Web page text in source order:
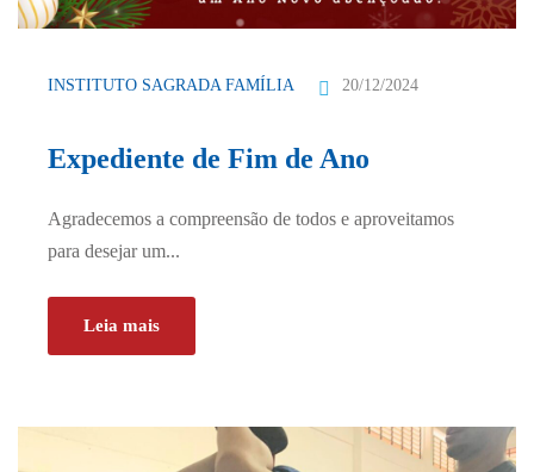
INSTITUTO SAGRADA FAMÍLIA 20/12/2024
Expediente de Fim de Ano
Agradecemos a compreensão de todos e aproveitamos
para desejar um...
Leia mais